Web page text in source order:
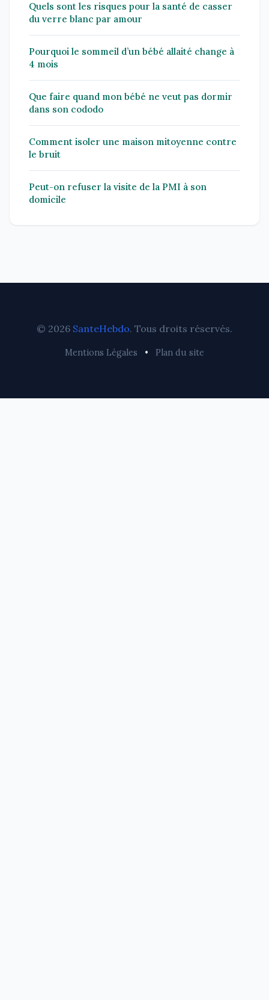
Quels sont les risques pour la santé de casser
du verre blanc par amour
Pourquoi le sommeil d’un bébé allaité change à
4 mois
Que faire quand mon bébé ne veut pas dormir
dans son cododo
Comment isoler une maison mitoyenne contre
le bruit
Peut-on refuser la visite de la PMI à son
domicile
© 2026 SanteHebdo. Tous droits réservés.
Mentions Légales • Plan du site